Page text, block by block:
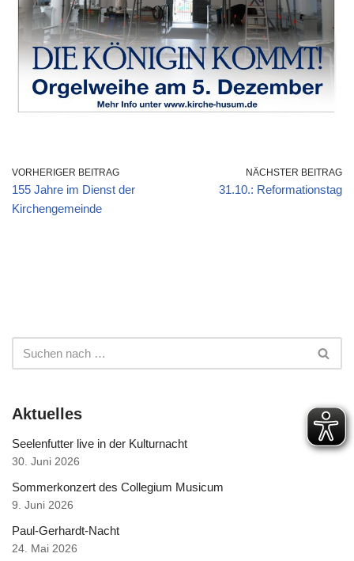
VORHERIGER BEITRAG
155 Jahre im Dienst der
Kirchengemeinde
NÄCHSTER BEITRAG
31.10.: Reformationstag
Aktuelles
Seelenfutter live in der Kulturnacht
30. Juni 2026
Sommerkonzert des Collegium Musicum
9. Juni 2026
Paul-Gerhardt-Nacht
24. Mai 2026